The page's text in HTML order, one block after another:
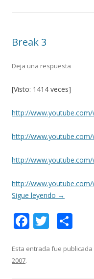
Break 3
Deja una respuesta
[Visto: 1414 veces]
http://www.youtube.com/
http://www.youtube.com/
http://www.youtube.com/
http://www.youtube.com/
Sigue leyendo →
F
e
T
itt m
Esta entrada fue publicada
2007.